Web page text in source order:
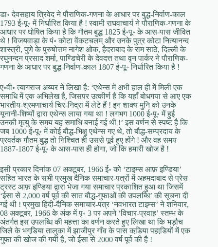
डा॰ देवसहाय त्रिवेद ने पौराणिक-गणना के आधार पर बुद्ध-निर्वाण-काल
1793 ई॰पू॰ में निर्धारित किया है ! स्वामी राघवाचार्य ने पौराणिक-गणना के
आधार पर घोषित किया है कि गौतम बुद्ध 1825 ई॰पू॰ के आस-पास जीवित
थे ! विजयवाड़ा के पं॰ कोटा वेंकटचलम् और उनके पुत्र कोटा नित्यानन्द
शास्त्री, पुणे के पुरुषोत्तम नागेश ओक, हैदराबाद के राम साठे, दिल्ली के
रघुनन्दन प्रसाद शर्मा, पाण्डिचेरी के देवदत्त तथा वृन पार्कर ने पौराणिक-
गणना के आधार पर बुद्ध-निर्वाण-काल 1807 ई॰पू॰ निर्धारित किया है !
ए॰वी॰ त्यागराज अय्यर ने लिखा है: ‘एथेन्स में अभी हाल ही में मिली एक
समाधि में एक अभिलेख है, जिसपर उत्कीर्ण है कि यहाँ बोधगया से आए एक
भारतीय-श्रमणाचार्य चिर-निद्रा में लेटे हैं ! इन शाक्य मुनि को उनके
यूनानी-शिष्यों द्वारा एथेन्स लाया गया था ! लगभग 1000 ई॰पू॰ में हुई
उनकी मृत्यु के समय यह समाधि बनाई गई थी !’ इस वर्णन से स्पष्ट है कि
जब 1000 ई॰पू॰ में कोई बौद्ध-भिक्षु एथेन्स गए थे, तो बौद्ध-सम्प्रदाय के
प्रवर्तक गौतम बुद्ध तो निश्चित ही उससे पूर्व हुए होंगे ! और वह समय
1887-1807 ई॰पू॰ के आस-पास ही होगा, जो कि हमारी खोज है !
इसी प्रकार दिनांक 07 अक्टूबर, 1966 ई॰ को ‘टाइम्स आफ़ इण्डिया’
सहित भारत के सभी प्रमुख दैनिक समाचार-पत्रों में अहमदाबाद से प्रेस
ट्रस्ट आफ़ इण्डिया द्वारा भेजा गया समाचार प्रकाशित हुआ था जिसमें
‘ईसा से 2,000 वर्ष पूर्व की सात बौद्ध-गुफाओं की उपलब्धि’ की सूचना दी
गई थी ! प्रमुख हिंदी-दैनिक समाचार-पत्र ‘नवभारत टाइम्स’ ने शनिवार,
08 अक्टूबर, 1966 के अंक में पृ॰ 3 पर अपने ‘विचार-प्रवाह’ स्तम्भ के
अंतर्गत इस उपलब्धि की महत्ता का वर्णन करते हुए लिखा था कि भड़ौच
जि़ले के भगडि़या तालुका में झाजीपुर गाँव के पास कडि़या पहाडि़यों में एक
गुफा की खोज की गयी है, जो ईसा से 2000 वर्ष पूर्व की है !